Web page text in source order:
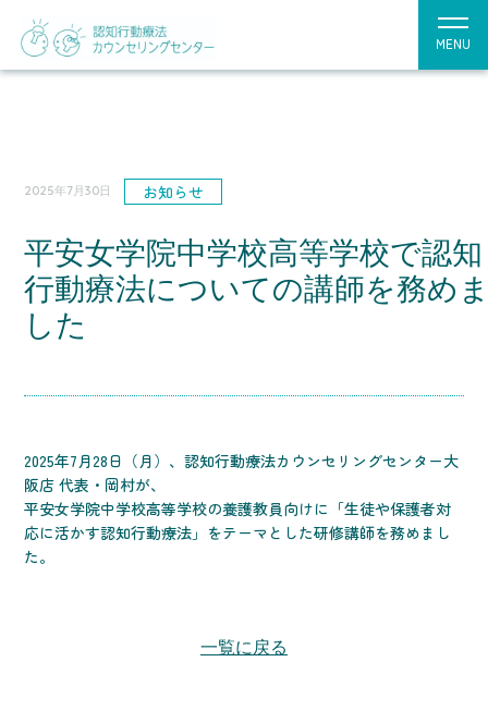
MENU
2025年7月30日 お知らせ
平安女学院中学校高等学校で認知
行動療法についての講師を務め
した
2025年7月28日（月）、認知行動療法カウンセリングセンター大
阪店 代表・岡村が、
平安女学院中学校高等学校の養護教員向けに「生徒や保護者対
応に活かす認知行動療法」をテーマとした研修講師を務めまし
た。
一覧に戻る